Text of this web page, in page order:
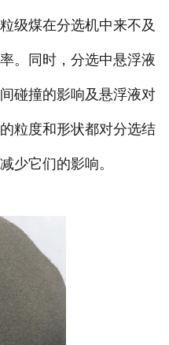
级煤在分选机中来不及
。同时，分选中悬浮液
碰撞的影响及悬浮液对
粒度和形状都对分选结
少它们的影响。